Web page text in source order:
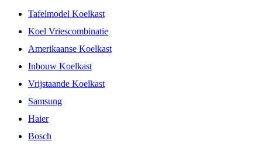
Tafelmodel Koelkast
Koel Vriescombinatie
Amerikaanse Koelkast
Inbouw Koelkast
Vrijstaande Koelkast
Samsung
Haier
Bosch